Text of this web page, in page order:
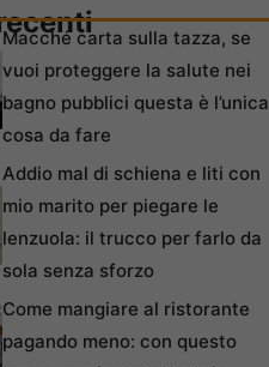
Macché carta sulla tazza, se
vuoi proteggere la salute nei
bagno pubblici questa è l’unica
cosa da fare
Addio mal di schiena e liti con
mio marito per piegare le
lenzuola: il trucco per farlo da
sola senza sforzo
Come mangiare al ristorante
pagando meno: con questo